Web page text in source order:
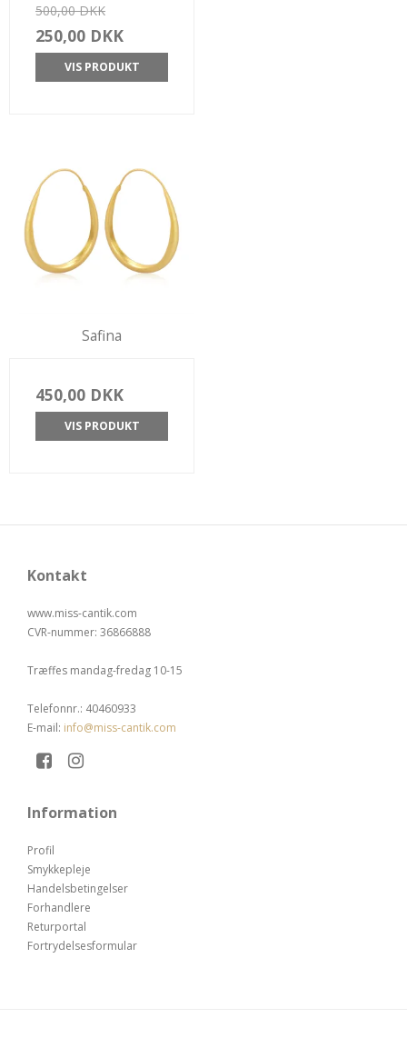
500,00 DKK
250,00 DKK
VIS PRODUKT
Safina
450,00 DKK
VIS PRODUKT
Kontakt
www.miss-cantik.com
CVR-nummer: 36866888
Træffes mandag-fredag 10-15
Telefonnr.: 40460933
E-mail: info@miss-cantik.com
Information
Profil
Smykkepleje
Handelsbetingelser
Forhandlere
Returportal
Fortrydelsesformular